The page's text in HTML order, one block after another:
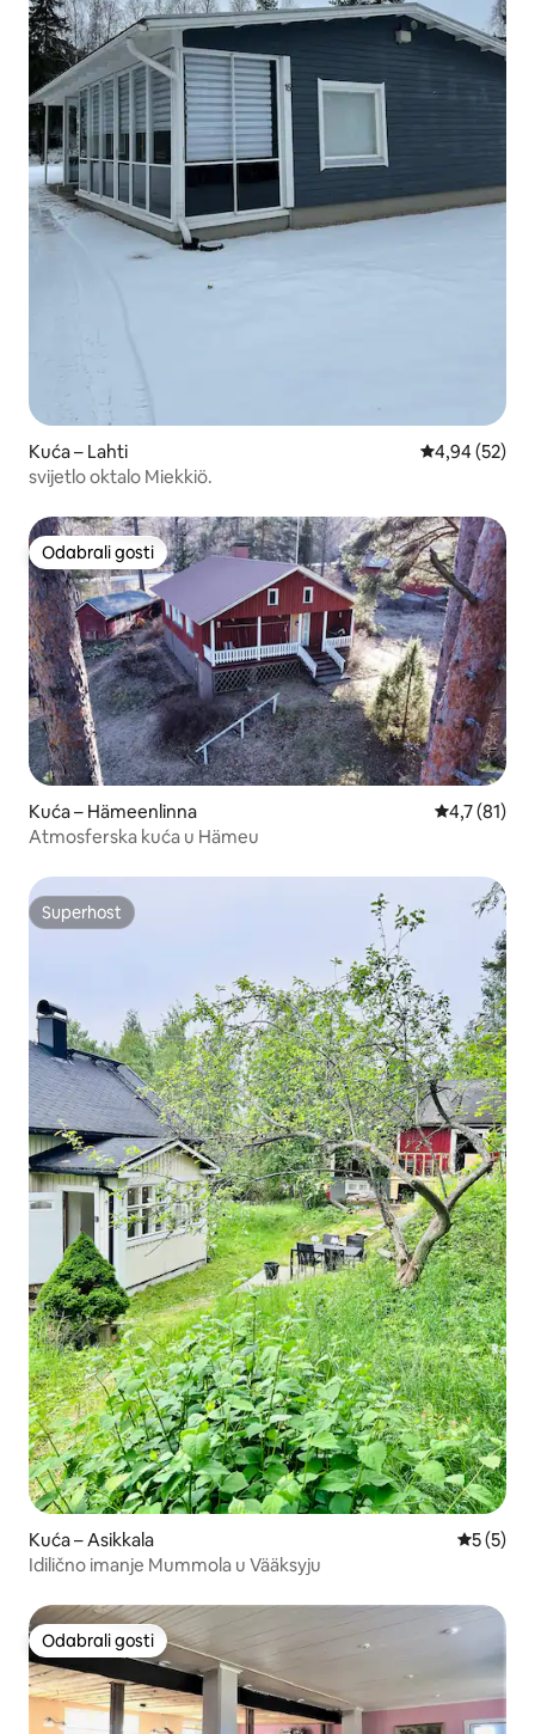
Kuća – Lahti Prosječna
4,94 (52)
svijetlo oktalo Miekkiö.
Odabrali gosti
Odabrali gosti
Kuća – Hämeenlinna Prosječna
4,7 (81)
Atmosferska kuća u Hämeu
Superhost
Superhost
Kuća – Asikkala
5 (5)
Idilično imanje Mummola u Vääksyju
Odabrali gosti
Odabrali gosti